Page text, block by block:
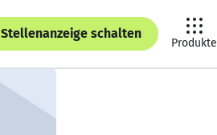
Stellenanzeige schalten
Produkte